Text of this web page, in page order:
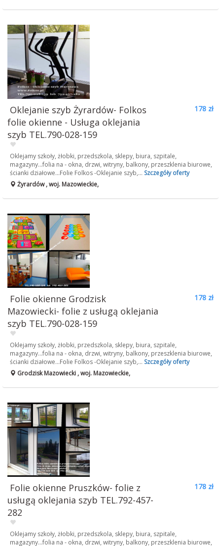
Oklejanie szyb Żyrardów- Folkos
folie okienne - Usługa oklejania
szyb TEL.790-028-159
178 zł
Oklejamy szkoły, żłobki, przedszkola, sklepy, biura, szpitale,
magazyny...folia na - okna, drzwi, witryny, balkony, przeszklenia biurowe,
ścianki działowe...Folie Folkos -Oklejanie szyb,... Szczegóły oferty
Żyrardów , woj. Mazowieckie,
Folie okienne Grodzisk
Mazowiecki- folie z usługą oklejania
szyb TEL.790-028-159
178 zł
Oklejamy szkoły, żłobki, przedszkola, sklepy, biura, szpitale,
magazyny...folia na - okna, drzwi, witryny, balkony, przeszklenia biurowe,
ścianki działowe...Folie Folkos -Oklejanie szyb,... Szczegóły oferty
Grodzisk Mazowiecki , woj. Mazowieckie,
Folie okienne Pruszków- folie z
usługą oklejania szyb TEL.792-457-
282
178 zł
Oklejamy szkoły, żłobki, przedszkola, sklepy, biura, szpitale,
magazyny...folia na - okna, drzwi, witryny, balkony, przeszklenia biurowe,